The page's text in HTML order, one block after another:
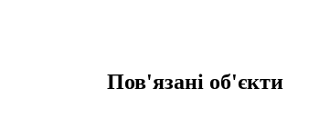
Пов'язані об'єкти